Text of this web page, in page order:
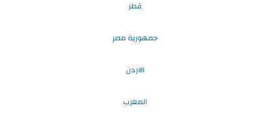
قطر
جمهورية مصر
الاردن
المغرب